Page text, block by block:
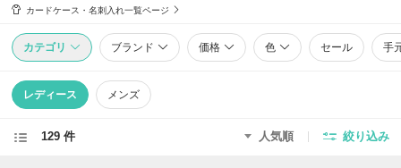
カードケース・名刺入れ一覧ページ
カテゴリ ブランド 価格 色 セール 手
レディース メンズ
129 件 人気順 絞り込み